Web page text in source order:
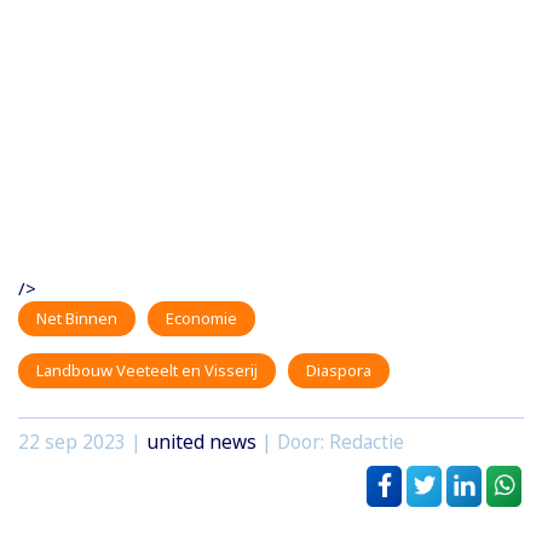
/>
Net Binnen Economie
Landbouw Veeteelt en Visserij Diaspora
22 sep 2023 | united news | Door: Redactie